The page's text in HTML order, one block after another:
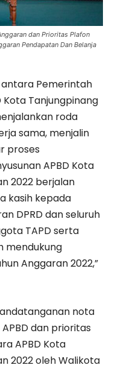
dan Prioritas Plafon
Pendapatan Dan Belanja
Pemerintah
Kota Tanjungpinang
roda
sama, menjalin
proses
APBD Kota
2022 berjalan
kasih kepada
DPRD dan seluruh
TAPD serta
mendukung
Anggaran 2022,”
nota
dan prioritas
APBD Kota
2022 oleh Walikota